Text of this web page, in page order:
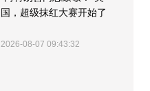
国，超级抹红大赛开始了
2026-08-07 09:43:32